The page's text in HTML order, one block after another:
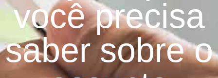
você precisa
saber sobre o